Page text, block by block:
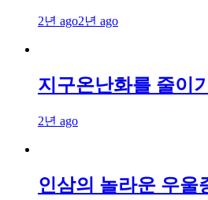
2년 ago2년 ago
지구온난화를 줄이
2년 ago
인삼의 놀라운 우울